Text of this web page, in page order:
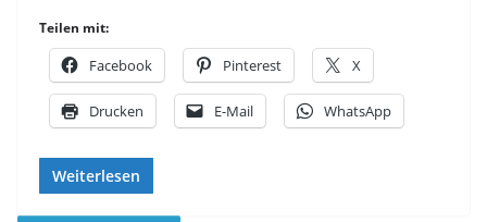
Teilen mit:
Facebook Pinterest X
Drucken E-Mail WhatsApp
Weiterlesen